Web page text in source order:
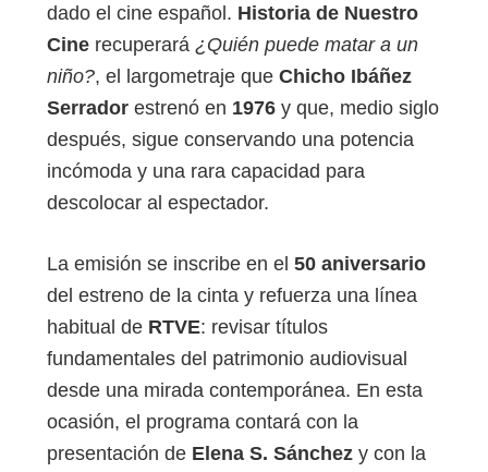
dado el cine español. Historia de Nuestro
Cine recuperará ¿Quién puede matar a un
niño?, el largometraje que Chicho Ibáñez
Serrador estrenó en 1976 y que, medio siglo
después, sigue conservando una potencia
incómoda y una rara capacidad para
descolocar al espectador.
La emisión se inscribe en el 50 aniversario
del estreno de la cinta y refuerza una línea
habitual de RTVE: revisar títulos
fundamentales del patrimonio audiovisual
desde una mirada contemporánea. En esta
ocasión, el programa contará con la
presentación de Elena S. Sánchez y con la